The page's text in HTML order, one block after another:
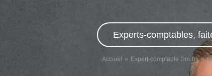
Experts-comptables,
Accueil Expert-comptable Doubs